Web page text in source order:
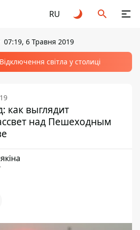
RU
07:19, 6 Травня 2019
Відключення світла у столиці
как выглядит
над Пешеходным